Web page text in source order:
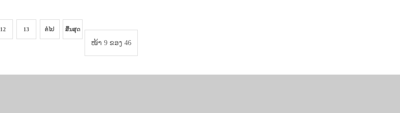
ໜ້າ 9 ຂອງ 46
12 13 ຕໍ່ໄປ ສິ້ນສຸດ